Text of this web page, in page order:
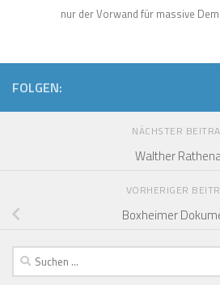
nur der Vorwand für massive
FOLGEN:
NÄCHSTER
Walther
VORHERIGER
Boxheimer
Suchen
nach: